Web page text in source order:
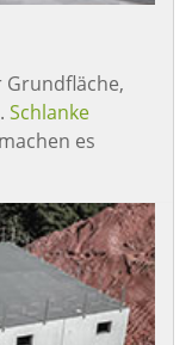
Grundfläche,
Schlanke
es